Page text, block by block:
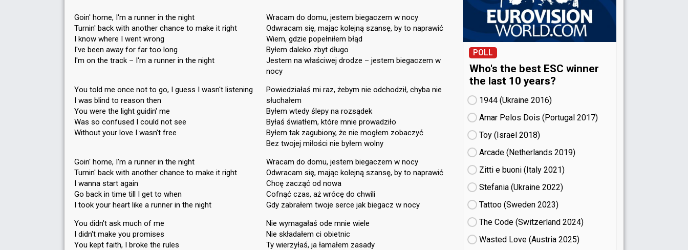
Goin' home, I'm a runner in the night
Turnin' back with another chance to make it right
I know where I went wrong
I've been away for far too long
I'm on the track – I'm a runner in the night
You told me once not to go, I guess I wasn't listening
I was blind to reason then
You were the light guidin' me
Was so confused I could not see
Without your love I wasn't free
Goin' home, I'm a runner in the night
Turnin' back with another chance to make it right
I wanna start again
Go back in time till I get to when
I took your heart like a runner in the night
You didn't ask much of me
I didn't make you promises
You kept faith, I broke the rules
Wracam do domu, jestem biegaczem w nocy
Odwracam się, mając kolejną szansę, by to naprawić
Wiem, gdzie popełniłem błąd
Byłem daleko zbyt długo
Jestem na właściwej drodze – jestem biegaczem w
nocy
Powiedziałaś mi raz, żebym nie odchodził, chyba nie
słuchałem
Byłem wtedy ślepy na rozsądek
Byłaś światłem, które mnie prowadziło
Byłem tak zagubiony, że nie mogłem zobaczyć
Bez twojej miłości nie byłem wolny
Wracam do domu, jestem biegaczem w nocy
Odwracam się, mając kolejną szansę, by to naprawić
Chcę zacząć od nowa
Cofnąć czas, aż wrócę do chwili
Gdy zabrałem twoje serce jak biegacz w nocy
Nie wymagałaś ode mnie wiele
Nie składałem ci obietnic
Ty wierzyłaś, ja łamałem zasady
POLL
Who's the best ESC winner
the last 10 years?
1944 (Ukraine
16)
Amar Pelos Dois (Portugal
17)
Toy (Israel
18)
Arcade (Netherlands
19)
Zitti e buoni​ (Italy
21)
Stefania (Ukraine
22)
Tattoo (Sweden
23)
The Code (Switzerland
24)
Wasted Love (Austria
25)